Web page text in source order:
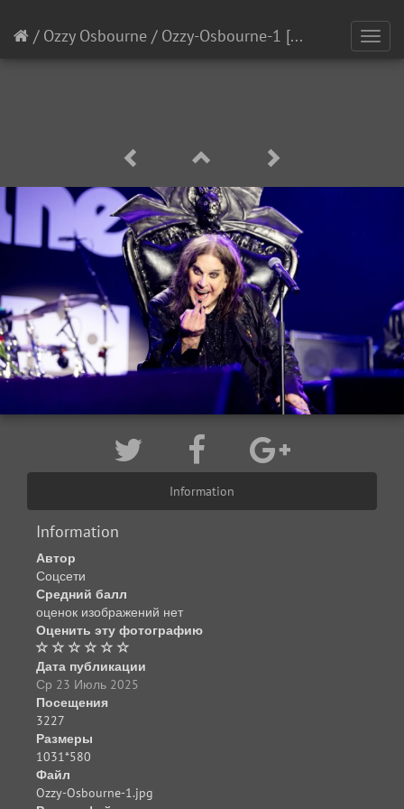
/ Ozzy Osbourne / Ozzy-Osbourne-1 [9/17]
Information
Information
Автор
Соцсети
Средний балл
оценок изображений нет
Оценить эту фотографию
Дата публикации
Ср 23 Июль 2025
Посещения
3227
Размеры
1031*580
Файл
Ozzy-Osbourne-1.jpg